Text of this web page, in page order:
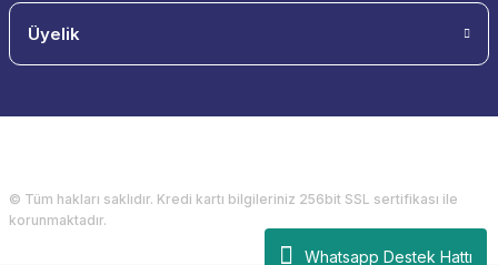
Whatsapp Destek Hattı
Üyelik
© Tüm hakları saklıdır. Kredi kartı bilgileriniz 256bit SSL sertifikası ile
korunmaktadır.